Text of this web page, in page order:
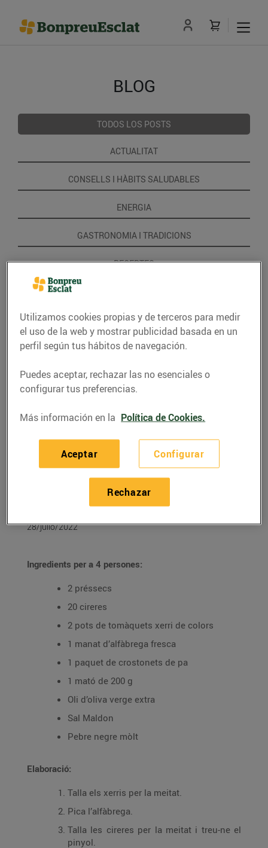
BLOG
TODOS LOS POSTS
ACTUALITAT
CONSELLS I HÀBITS SALUDABLES
ENERGIA
GASTRONOMIA I TRADICIONS
RECEPTES
RECETAS
Amanida panzanella
amb xerris, préssec,
cireres i mató
28/julio/2022
Ingredients per a 4 persones:
2 préssecs
20 cireres
2 pots de tomàquets xerri de colors
1 manat d’alfàbrega fresca
1 paquet de crostonets de pa
1 mató de 200 g
Oli d’oliva verge extra
Sal Maldon
Pebre negre mòlt
Elaboració:
Talla els xerris per la meitat.
Pica l’alfàbrega.
Talla les cireres per la meitat i treu-ne el
pinyol.
Utilizamos cookies propias y de terceros para medir
el uso de la web y mostrar publicidad basada en un
perfil según tus hábitos de navegación.
Puedes aceptar, rechazar las no esenciales o
configurar tus preferencias.
Más información en la Política de Cookies.
Configurar
Rechazar
Aceptar